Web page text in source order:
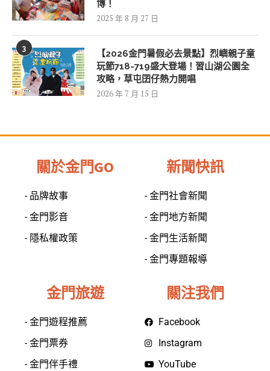
博！
2025 年 8 月 27 日
3
【2026金門暑假必去景點】烈嶼親子童
玩節718-719盛大登場！習山湖公園全
攻略，草屯囝仔熱力開唱
2026 年 7 月 15 日
關於金門GO
- 品牌故事
- 金門影音
- 隱私權政策
新聞快訊
- 金門社會新聞
- 金門地方新聞
- 金門生活新聞
- 金門專題報導
金門旅遊
- 金門遊程推薦
- 金門票券
- 金門伴手禮
關注我們
Facebook
Instagram
YouTube